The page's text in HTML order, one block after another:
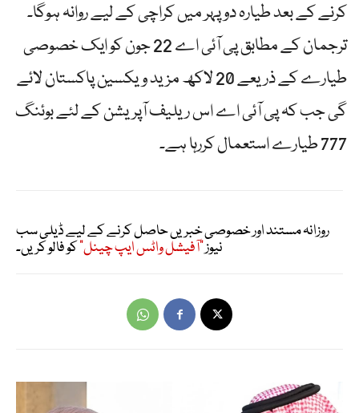
کرنے کے بعد طیارہ دوپہر میں کراچی کے لیے روانہ ہوگا۔
ترجمان کے مطابق پی آئی اے 22 جون کو ایک خصوصی
طیارے کے ذریعے 20 لاکھ مزید ویکسین پاکستان لائے
گی جب کہ پی آئی اے اس ریلیف آپریشن کے لئے بوئنگ
777 طیارے استعمال کررہا ہے۔
روزانہ مستند اور خصوصی خبریں حاصل کرنے کے لیے ڈیلی سب
نیوز"آفیشل واٹس ایپ چینل"کو فالو کریں۔